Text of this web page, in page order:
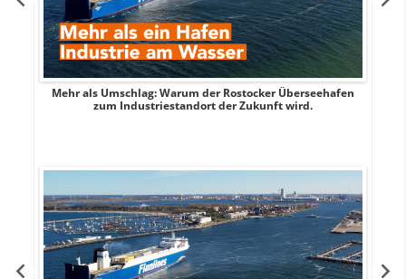
Mehr als Umschlag: Warum der Rostocker Überseehafen
zum Industriestandort der Zukunft wird.